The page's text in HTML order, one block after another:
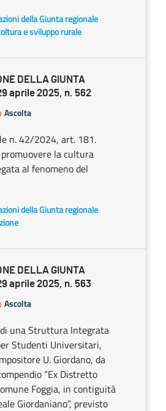
della Giunta regionale
e sviluppo rurale
DELLA GIUNTA
aprile 2025, n. 562
Ascolta
n. 42/2024, art. 181.
la cultura
al fenomeno del
della Giunta regionale
DELLA GIUNTA
aprile 2025, n. 563
Ascolta
una Struttura Integrata
Studenti Universitari,
U. Giordano, da
“Ex Distretto
Foggia, in contiguità
Giordaniano”, previsto